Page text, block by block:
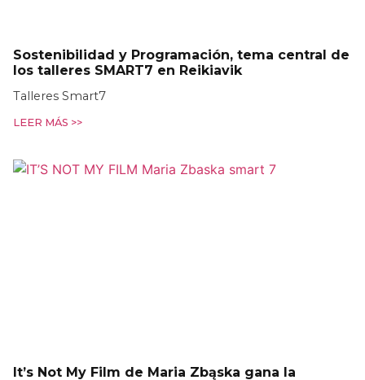
Sostenibilidad y Programación, tema central de
los talleres SMART7 en Reikiavik
Talleres Smart7
LEER MÁS >>
It’s Not My Film de Maria Zbąska gana la